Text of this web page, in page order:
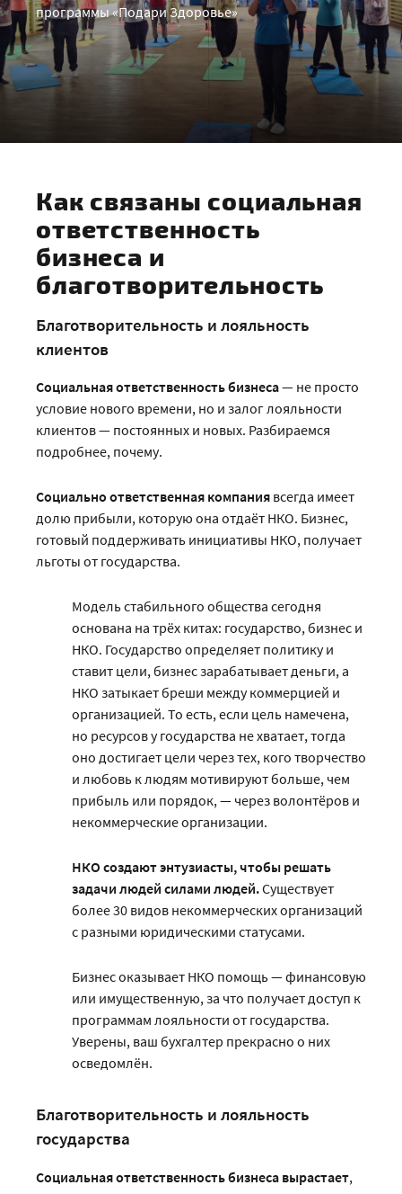
программы «Подари Здоровье»
Как связаны социальная
ответственность
бизнеса и
благотворительность
Благотворительность и лояльность
клиентов
Социальная ответственность бизнеса— не просто
условие нового времени, но и залог лояльности
клиентов — постоянных и новых. Разбираемся
подробнее, почему.
Социально ответственная компания всегда имеет
долю прибыли, которую она отдаёт НКО. Бизнес,
готовый поддерживать инициативы НКО, получает
льготы от государства.
Модель стабильного общества сегодня
основана на трёх китах: государство, бизнес и
НКО. Государство определяет политику и
ставит цели, бизнес зарабатывает деньги, а
НКО затыкает бреши между коммерцией и
организацией. То есть, если цель намечена,
но ресурсов у государства не хватает, тогда
оно достигает цели через тех, кого творчество
и любовь к людям мотивируют больше, чем
прибыль или порядок, — через волонтёров и
некоммерческие организации.
НКО создают энтузиасты, чтобы решать
задачи людей силами людей.Существует
более 30 видов некоммерческих организаций
с разными юридическими статусами.
Бизнес оказывает НКО помощь — финансовую
или имущественную, за что получает доступ к
программам лояльности от государства.
Уверены, ваш бухгалтер прекрасно о них
осведомлён.
Благотворительность и лояльность
государства
Социальная ответственность бизнеса вырастает,